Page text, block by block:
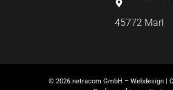
45772 Marl
© 2026 netracom GmbH – Webdesign |